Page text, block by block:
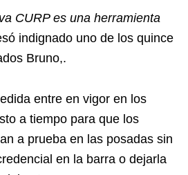
CURP es una herramienta
indignado uno de los quince
Bruno,.
entre en vigor en los
a tiempo para que los
a prueba en las posadas sin
en la barra o dejarla